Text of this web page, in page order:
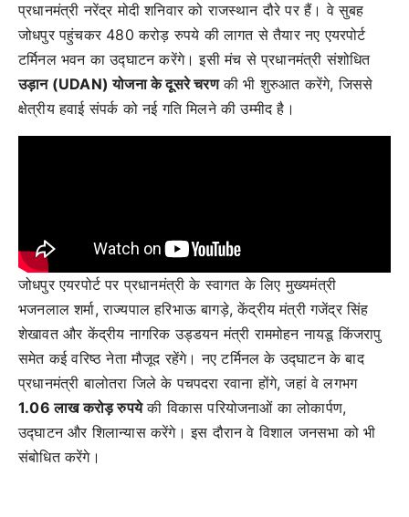
प्रधानमंत्री नरेंद्र मोदी शनिवार को राजस्थान दौरे पर हैं। वे सुबह
जोधपुर पहुंचकर 480 करोड़ रुपये की लागत से तैयार नए एयरपोर्ट
टर्मिनल भवन का उद्घाटन करेंगे। इसी मंच से प्रधानमंत्री संशोधित
उड़ान (UDAN) योजना के दूसरे चरणकी भी शुरुआत करेंगे, जिससे
क्षेत्रीय हवाई संपर्क को नई गति मिलने की उम्मीद है।
जोधपुर एयरपोर्ट पर प्रधानमंत्री के स्वागत के लिए मुख्यमंत्री
भजनलाल शर्मा, राज्यपाल हरिभाऊ बागड़े, केंद्रीय मंत्री गजेंद्र सिंह
शेखावत और केंद्रीय नागरिक उड्डयन मंत्री राममोहन नायडू किंजरापु
समेत कई वरिष्ठ नेता मौजूद रहेंगे। नए टर्मिनल के उद्घाटन के बाद
प्रधानमंत्री बालोतरा जिले के पचपदरा रवाना होंगे, जहां वे लगभग
1.06 लाख करोड़ रुपयेकी विकास परियोजनाओं का लोकार्पण,
उद्घाटन और शिलान्यास करेंगे। इस दौरान वे विशाल जनसभा को भी
संबोधित करेंगे।